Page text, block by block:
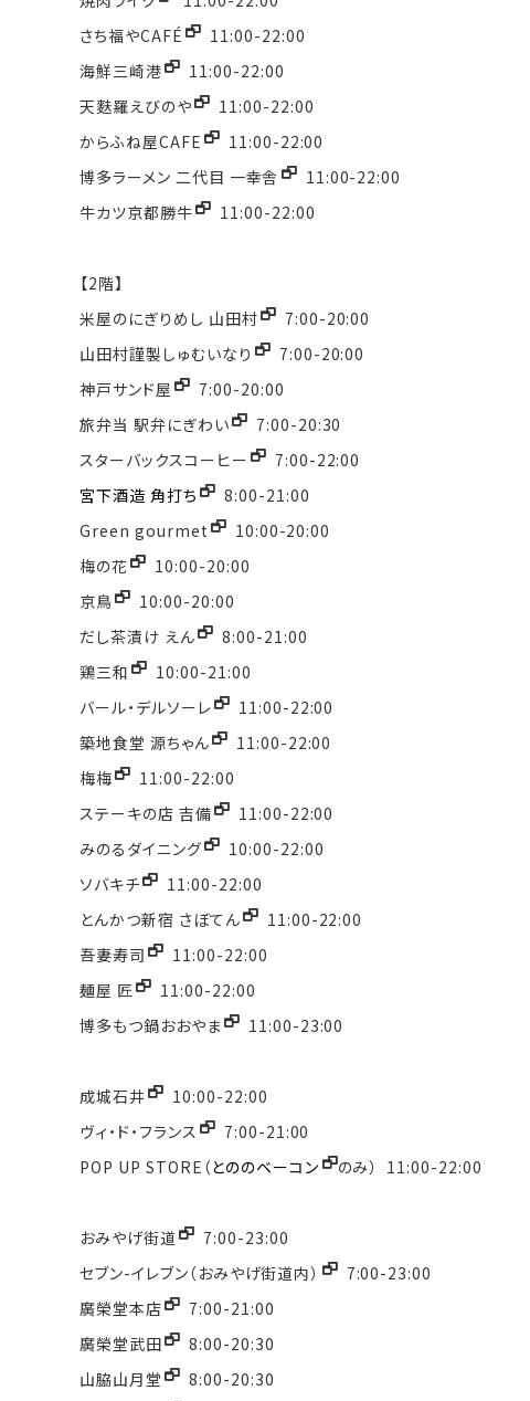
さち福やCAFÉ
11:00-22:00
海鮮三崎港
11:00-22:00
天麩羅えびのや
11:00-22:00
からふね屋CAFE
11:00-22:00
博多ラーメン 二代目 一幸舎
11:00-22:00
牛カツ京都勝牛
11:00-22:00
【2階】
米屋のにぎりめし 山田村
7:00-20:00
山田村謹製しゅむいなり
7:00-20:00
神戸サンド屋
7:00-20:00
旅弁当 駅弁にぎわい
7:00-20:30
スターバックスコーヒー
7:00-22:00
宮下酒造 角打ち
8:00-21:00
Green gourmet
10:00-20:00​
梅の花
10:00-20:00
京鳥
10:00-20:00
だし茶漬け えん
8:00-21:00
鶏三和
10:00-21:00
バール・デルソーレ
11:00-22:00
築地食堂 源ちゃん
11:00-22:00
梅梅
11:00-22:00
ステーキの店 吉備
11:00-22:00
みのるダイニング
10:00-22:00
ソバキチ
11:00-22:00
とんかつ新宿 さぼてん
11:00-22:00
吾妻寿司
11:00-22:00
麺屋 匠
11:00-22:00
博多もつ鍋おおやま
11:00-23:00
成城石井
10:00-22:00
ヴィ・ド・フランス
7:00-21:00
POP UP STORE（とののベーコン のみ） 11:00-22:00
おみやげ街道
7:00-23:00
セブン-イレブン（おみやげ街道内）
7:00-23:00
廣榮堂本店
7:00-21:00
廣榮堂武田
8:00-20:30
山脇山月堂
8:00-20:30